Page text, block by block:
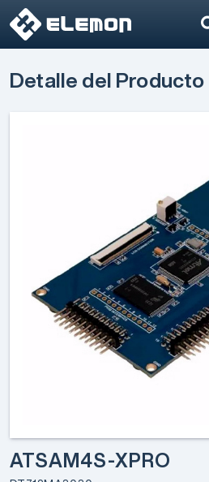
Detalle del Producto
ATSAM4S-XPRO